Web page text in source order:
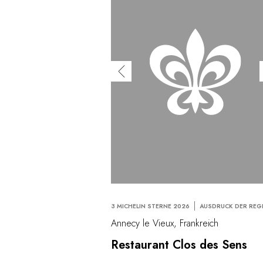
3 MICHELIN STERNE 2026 AUSDRUCK DER
Annecy le Vieux, Frankreich
Restaurant Clos des Sens